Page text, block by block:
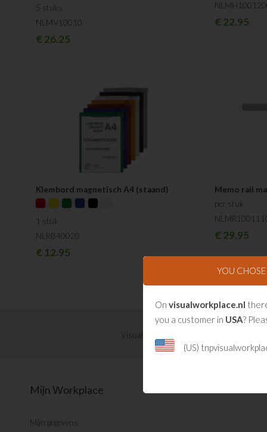
5 stuks
NLMV10010
€26.25
€22.95
Klembord magnetisch A4 (staand)
1 stuk
NLRB40020
€12.95
Memo rail
per stuk
€29.95
Visual Management updates ontvangen?
Mijn Workplace
Mijn gegevens
YOU CHOSE
On visualworkplace.nl
you a customer in USA?
(US)